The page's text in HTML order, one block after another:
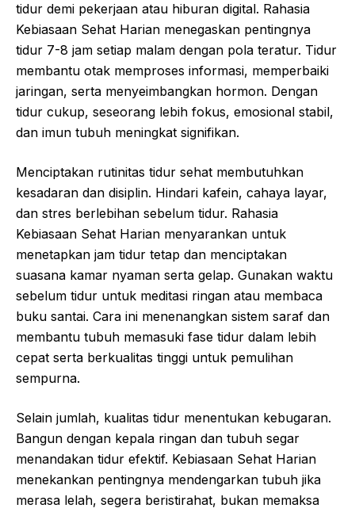
tidur demi pekerjaan atau hiburan digital. Rahasia
Kebiasaan Sehat Harian menegaskan pentingnya
tidur 7-8 jam setiap malam dengan pola teratur. Tidur
membantu otak memproses informasi, memperbaiki
jaringan, serta menyeimbangkan hormon. Dengan
tidur cukup, seseorang lebih fokus, emosional stabil,
dan imun tubuh meningkat signifikan.
Menciptakan rutinitas tidur sehat membutuhkan
kesadaran dan disiplin. Hindari kafein, cahaya layar,
dan stres berlebihan sebelum tidur. Rahasia
Kebiasaan Sehat Harian menyarankan untuk
menetapkan jam tidur tetap dan menciptakan
suasana kamar nyaman serta gelap. Gunakan waktu
sebelum tidur untuk meditasi ringan atau membaca
buku santai. Cara ini menenangkan sistem saraf dan
membantu tubuh memasuki fase tidur dalam lebih
cepat serta berkualitas tinggi untuk pemulihan
sempurna.
Selain jumlah, kualitas tidur menentukan kebugaran.
Bangun dengan kepala ringan dan tubuh segar
menandakan tidur efektif. Kebiasaan Sehat Harian
menekankan pentingnya mendengarkan tubuh jika
merasa lelah, segera beristirahat, bukan memaksa